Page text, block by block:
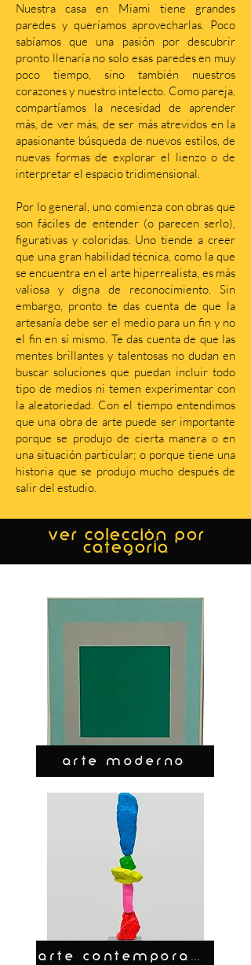
Nuestra casa en Miami tiene grandes
paredes y queríamos aprovecharlas. Poco
sabíamos que una pasión por descubrir
pronto llenaría no solo esas paredes en muy
poco tiempo, sino también nuestros
corazones y nuestro intelecto. Como pareja,
compartíamos la necesidad de aprender
más, de ver más, de ser más atrevidos en la
apasionante búsqueda de nuevos estilos, de
nuevas formas de explorar el lienzo o de
interpretar el espacio tridimensional.
Por lo general, uno comienza con obras que
son fáciles de entender (o parecen serlo),
figurativas y coloridas. Uno tiende a creer
que una gran habilidad técnica, como la que
se encuentra en el arte hiperrealista, es más
valiosa y digna de reconocimiento. Sin
embargo, pronto te das cuenta de que la
artesanía debe ser el medio para un fin y no
el fin en sí mismo. Te das cuenta de que las
mentes brillantes y talentosas no dudan en
buscar soluciones que puedan incluir todo
tipo de medios ni temen experimentar con
la aleatoriedad. Con el tiempo entendimos
que una obra de arte puede ser importante
porque se produjo de cierta manera o en
una situación particular; o porque tiene una
historia que se produjo mucho después de
salir del estudio.
ver colección por
categoría
ARTE MODERNO
ARTE CONTEMPORANEO